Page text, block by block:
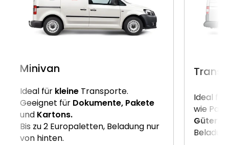
Minivan
Ideal für kleine Transporte.
Geeignet für Dokumente, Pakete
und Kartons.
Bis zu 2 Europaletten, Beladung nur
von hinten.
Ideal für
wie
Güter